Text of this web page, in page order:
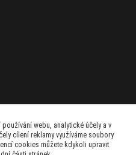
webu, analytické účely a v
cílení reklamy využíváme soubory
cookies můžete kdykoli upravit